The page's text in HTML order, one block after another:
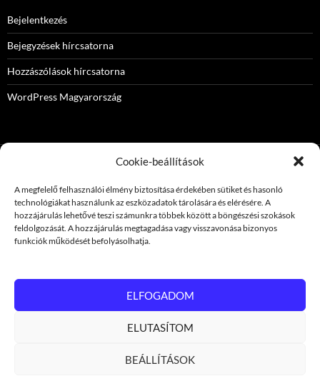
Cookie-beállítások
A megfelelő felhasználói élmény biztosítása érdekében sütiket és hasonló
technológiákat használunk az eszközadatok tárolására és elérésére. A
hozzájárulás lehetővé teszi számunkra többek között a böngészési szokások
feldolgozását. A hozzájárulás megtagadása vagy visszavonása bizonyos
funkciók működését befolyásolhatja.
ELFOGADOM
ELUTASÍTOM
BEÁLLÍTÁSOK
Bejelentkezés
Bejegyzések hírcsatorna
Hozzászólások hírcsatorna
WordPress Magyarország
BEJEGYZÉSEK
Integrált politika
Tűzgátló festés